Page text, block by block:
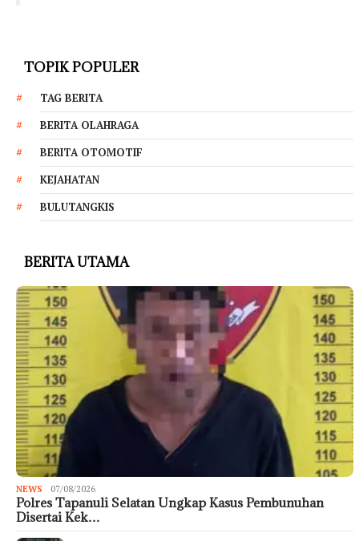
TOPIK POPULER
TAG BERITA
BERITA OLAHRAGA
BERITA OTOMOTIF
KEJAHATAN
BULUTANGKIS
BERITA UTAMA
NEWS 07/08/2026
Polres Tapanuli Selatan Ungkap Kasus Pembunuhan
Disertai Kek…